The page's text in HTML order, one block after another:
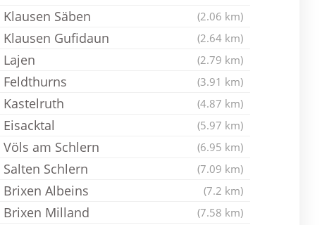
Klausen Säben (2.06 km)
Klausen Gufidaun (2.64 km)
Lajen (2.79 km)
Feldthurns (3.91 km)
Kastelruth (4.87 km)
Eisacktal (5.97 km)
Völs am Schlern (6.95 km)
Salten Schlern (7.09 km)
Brixen Albeins (7.2 km)
Brixen Milland (7.58 km)